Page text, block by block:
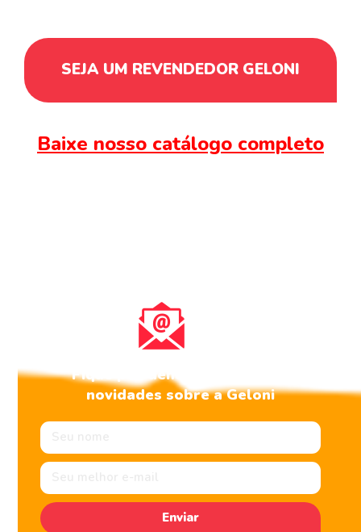
SEJA UM REVENDEDOR GELONI
Baixe nosso catálogo completo
Fique por dentro de todas as
novidades sobre a Geloni
Enviar